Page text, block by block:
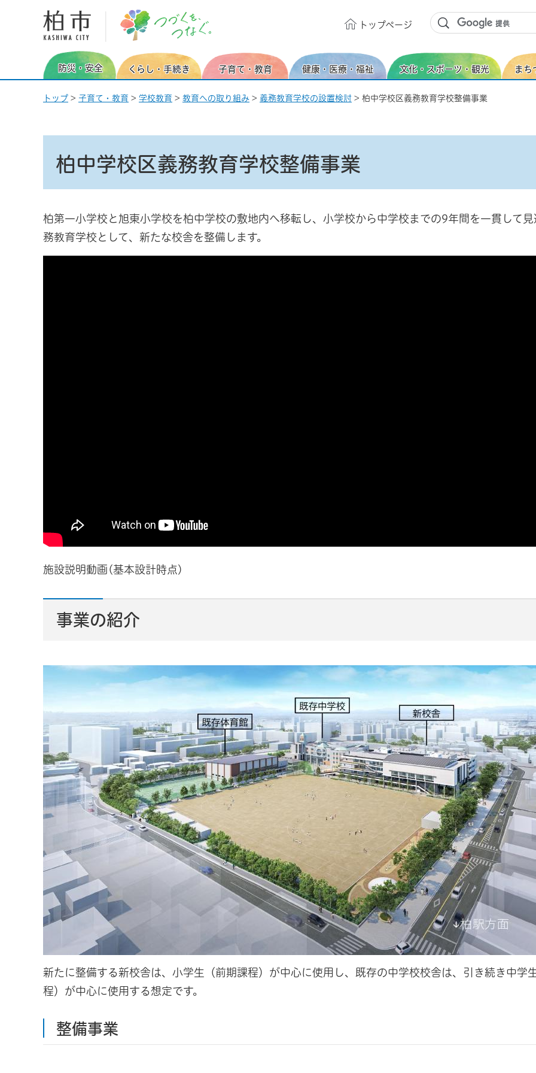
柏市 つづくを、つなぐ。
トップページ
防災・安全 くらし・手続き 子育て・教育 健康・医療・福祉 文化・スポーツ・観光 まち
トップ > 子育て・教育 > 学校教育 > 教育への取り組み > 義務教育学校の設置検討 > 柏中学校区義務教育学校整備事業
柏中学校区義務教育学校整備事業
柏第一小学校と旭東小学校を柏中学校の敷地内へ移転し、小学校から中学校までの9年間を一貫して
務教育学校として、新たな校舎を整備します。
施設説明動画(基本設計時点)
事業の紹介
新たに整備する新校舎は、小学生（前期課程）が中心に使用し、既存の中学校校舎は、引き続き中学
程）が中心に使用する想定です。
整備事業